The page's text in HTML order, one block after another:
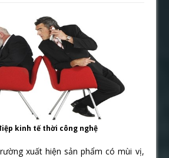
kinh tế thời công nghệ
xuất hiện sản phẩm có mùi vị,